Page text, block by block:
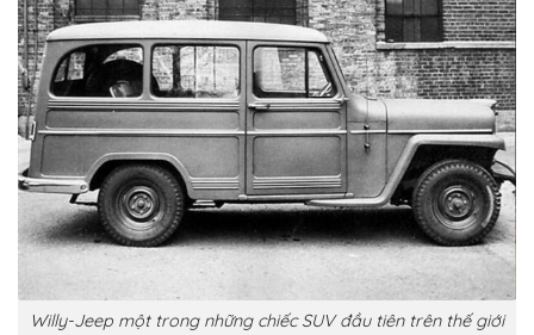
Willy-Jeep một trong những chiếc SUV đầu tiên trên thế giới